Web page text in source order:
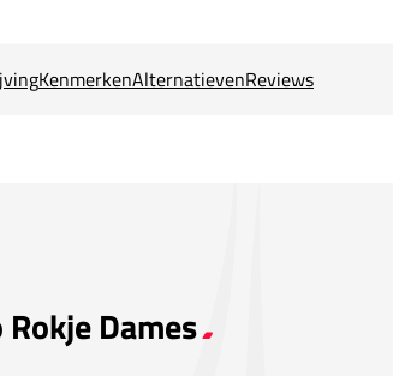
KenmerkenAlternatievenReviews
Dames